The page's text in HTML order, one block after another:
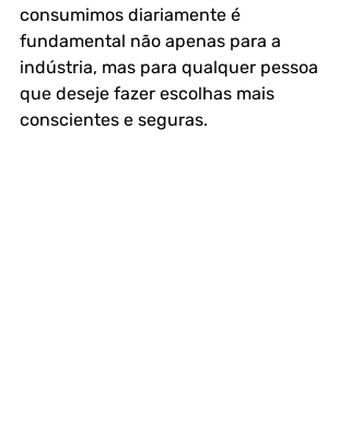
consumimos diariamente é
fundamental não apenas para a
indústria, mas para qualquer pessoa
que deseje fazer escolhas mais
conscientes e seguras.